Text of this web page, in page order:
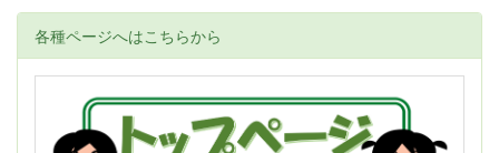
各種ページへはこちらから